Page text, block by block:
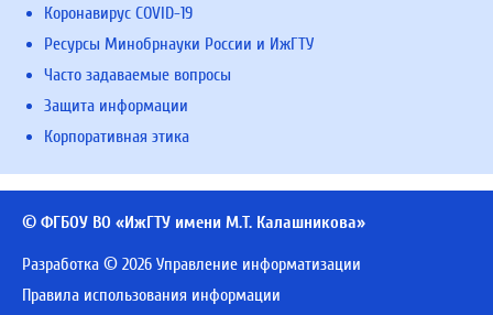
Коронавирус COVID-19
Ресурсы Минобрнауки России и ИжГТУ
Часто задаваемые вопросы
Защита информации
Корпоративная этика
© ФГБОУ ВО «ИжГТУ имени М.Т. Калашникова»
Разработка © 2026 Управление информатизации
Правила использования информации